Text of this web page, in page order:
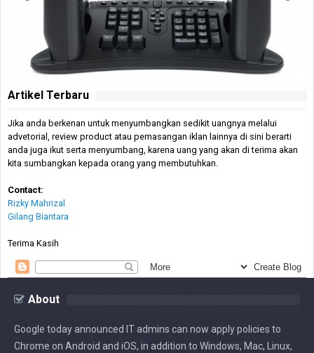
Artikel Terbaru
Jika anda berkenan untuk menyumbangkan sedikit uangnya melalui
advetorial, review product atau pemasangan iklan lainnya di sini berarti
anda juga ikut serta menyumbang, karena uang yang akan di terima akan
kita sumbangkan kepada orang yang membutuhkan.
Contact:
Rizky Mahrizal
Gilang Biantara
Terima Kasih
About
Google today announced IT admins can now apply policies to
Chrome on Android and iOS, in addition to Windows, Mac, Linux,